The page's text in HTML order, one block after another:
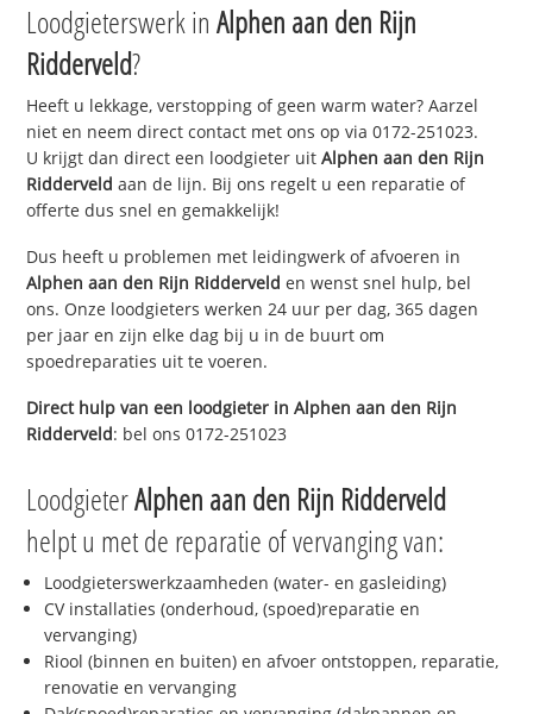
Loodgieterswerk inAlphen aan den Rijn
Ridderveld?
Heeft u lekkage, verstopping of geen warm water? Aarzel
niet en neem direct contact met ons op via 0172-251023.
U krijgt dan direct een loodgieter uitAlphen aan den Rijn
Ridderveld aan de lijn. Bij ons regelt u een reparatie of
offerte dus snel en gemakkelijk!
Dus heeft u problemen met leidingwerk of afvoeren in
Alphen aan den Rijn Ridderveld en wenst snel hulp, bel
ons. Onze loodgieters werken 24 uur per dag, 365 dagen
per jaar en zijn elke dag bij u in de buurt om
spoedreparaties uit te voeren.
Direct hulp van een loodgieter inAlphen aan den Rijn
Ridderveld: bel ons 0172-251023
LoodgieterAlphen aan den Rijn Ridderveld
helpt u met de reparatie of vervanging van:
Loodgieterswerkzaamheden (water- en gasleiding)
CV installaties (onderhoud, (spoed)reparatie en
vervanging)
Riool (binnen en buiten) en afvoer ontstoppen, reparatie,
renovatie en vervanging